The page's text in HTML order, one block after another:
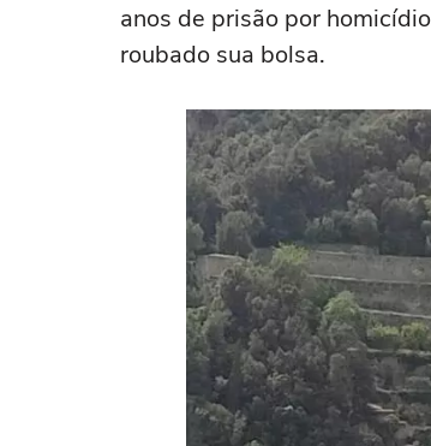
anos de prisão por
roubado sua bolsa.